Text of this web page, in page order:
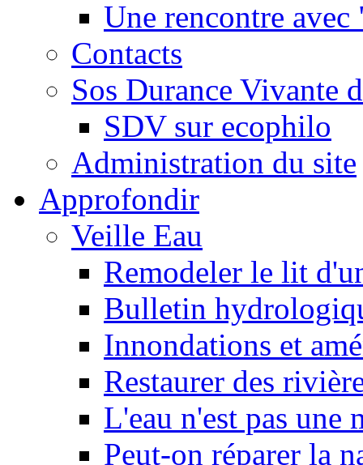
Une rencontre
Contacts
Sos Durance Vivante
SDV sur ecophilo
Administration du site
Approfondir
Veille Eau
Remodeler le lit
Bulletin
Innondations et
Restaurer des
L'eau n'est pas une
Peut-on réparer la